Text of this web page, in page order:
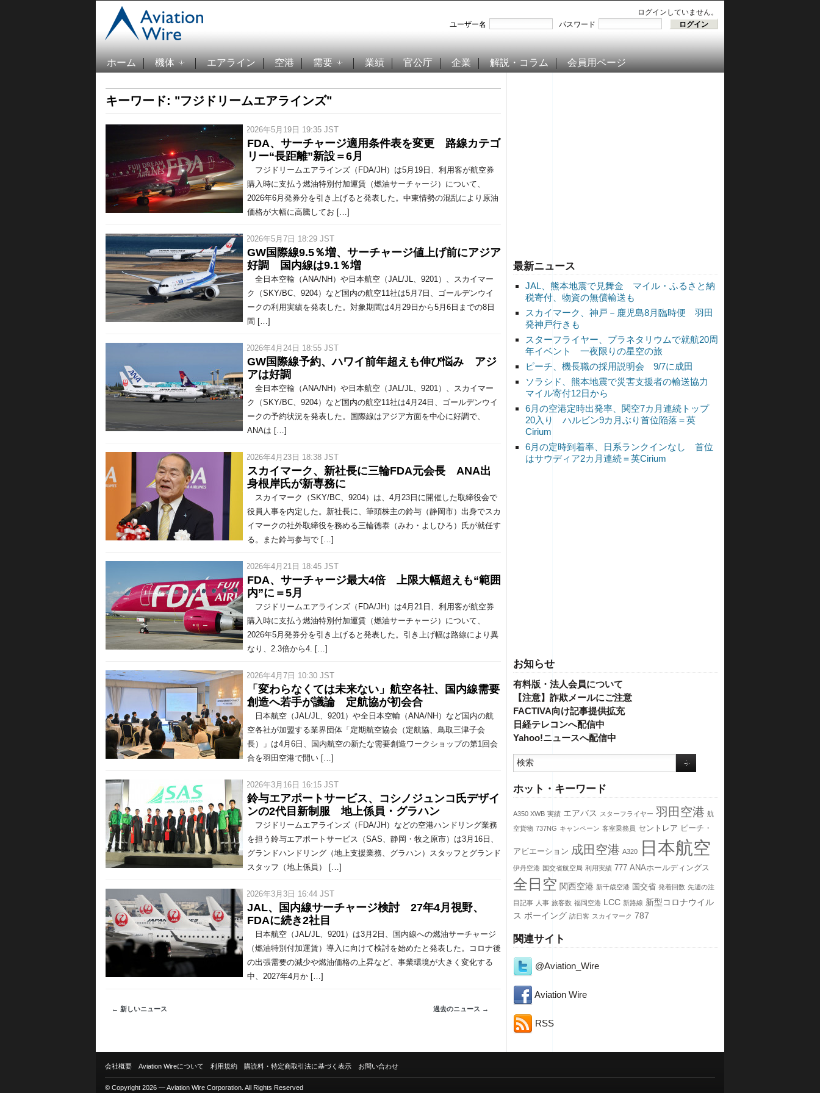
ログインしていません。
ユーザー名
パスワード
ホーム 機体 エアライン 空港 需要 業績 官公庁 企業 解説・コラム 会員用ページ
最新ニュース
JAL、熊本地震で見舞金 マイル・ふるさと納
税寄付、物資の無償輸送も
スカイマーク、神戸－鹿児島8月臨時便 羽田
発神戸行きも
スターフライヤー、プラネタリウムで就航20周
年イベント 一夜限りの星空の旅
ピーチ、機長職の採用説明会 9/7に成田
ソラシド、熊本地震で災害支援者の輸送協力
マイル寄付12日から
6月の空港定時出発率、関空7カ月連続トップ
20入り ハルビン9カ月ぶり首位陥落＝英
Cirium
6月の定時到着率、日系ランクインなし 首位
はサウディア2カ月連続＝英Cirium
お知らせ
有料版・法人会員について
【注意】詐欺メールにご注意
FACTIVA向け記事提供拡充
日経テレコンへ配信中
Yahoo!ニュースへ配信中
ホット・キーワード
A350 XWB 実績 エアバス スターフライヤー 羽田空港 航
空貨物 737NG キャンペーン 客室乗務員 セントレア ピーチ・
アビエーション 成田空港 A320 日本航空
伊丹空港 国交省航空局 利用実績 777 ANAホールディングス
全日空 関西空港 新千歳空港 国交省 発着回数 先週の注
目記事 人事 旅客数 福岡空港 LCC 新路線 新型コロナウイル
ス ボーイング 訪日客 スカイマーク 787
関連サイト
@Aviation_Wire
Aviation Wire
RSS
キーワード: "フジドリームエアラインズ"
/ 2026年5月19日 19:35 JST
FDA、サーチャージ適用条件表を変更 路線カテゴ
リー“長距離”新設＝6月
フジドリームエアラインズ（FDA/JH）は5月19日、利用客が航空券
購入時に支払う燃油特別付加運賃（燃油サーチャージ）について、
2026年6月発券分を引き上げると発表した。中東情勢の混乱により原油
価格が大幅に高騰してお […]
/ 2026年5月7日 18:29 JST
GW国際線9.5％増、サーチャージ値上げ前にアジア
好調 国内線は9.1％増
全日本空輸（ANA/NH）や日本航空（JAL/JL、9201）、スカイマー
ク（SKY/BC、9204）など国内の航空11社は5月7日、ゴールデンウイ
ークの利用実績を発表した。対象期間は4月29日から5月6日までの8日
間 […]
/ 2026年4月24日 18:55 JST
GW国際線予約、ハワイ前年超えも伸び悩み アジ
アは好調
全日本空輸（ANA/NH）や日本航空（JAL/JL、9201）、スカイマー
ク（SKY/BC、9204）など国内の航空11社は4月24日、ゴールデンウイ
ークの予約状況を発表した。国際線はアジア方面を中心に好調で、
ANAは […]
/ 2026年4月23日 18:38 JST
スカイマーク、新社長に三輪FDA元会長 ANA出
身根岸氏が新専務に
スカイマーク（SKY/BC、9204）は、4月23日に開催した取締役会で
役員人事を内定した。新社長に、筆頭株主の鈴与（静岡市）出身でスカ
イマークの社外取締役を務める三輪德泰（みわ・よしひろ）氏が就任す
る。また鈴与参与で […]
/ 2026年4月21日 18:45 JST
FDA、サーチャージ最大4倍 上限大幅超えも“範囲
内”に＝5月
フジドリームエアラインズ（FDA/JH）は4月21日、利用客が航空券
購入時に支払う燃油特別付加運賃（燃油サーチャージ）について、
2026年5月発券分を引き上げると発表した。引き上げ幅は路線により異
なり、2.3倍から4. […]
/ 2026年4月7日 10:30 JST
「変わらなくては未来ない」航空各社、国内線需要
創造へ若手が議論 定航協が初会合
日本航空（JAL/JL、9201）や全日本空輸（ANA/NH）など国内の航
空各社が加盟する業界団体「定期航空協会（定航協、鳥取三津子会
長）」は4月6日、国内航空の新たな需要創造ワークショップの第1回会
合を羽田空港で開い […]
/ 2026年3月16日 16:15 JST
鈴与エアポートサービス、コシノジュンコ氏デザイ
ンの2代目新制服 地上係員・グラハン
フジドリームエアラインズ（FDA/JH）などの空港ハンドリング業務
を担う鈴与エアポートサービス（SAS、静岡・牧之原市）は3月16日、
グランドハンドリング（地上支援業務、グラハン）スタッフとグランド
スタッフ（地上係員） […]
/ 2026年3月3日 16:44 JST
JAL、国内線サーチャージ検討 27年4月視野、
FDAに続き2社目
日本航空（JAL/JL、9201）は3月2日、国内線への燃油サーチャージ
（燃油特別付加運賃）導入に向けて検討を始めたと発表した。コロナ後
の出張需要の減少や燃油価格の上昇など、事業環境が大きく変化する
中、2027年4月か […]
← 新しいニュース 過去のニュース →
会社概要 Aviation Wireについて 利用規約 購読料・特定商取引法に基づく表示 お問い合わせ
© Copyright 2026 — Aviation Wire Corporation. All Rights Reserved